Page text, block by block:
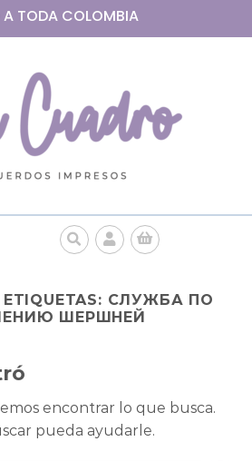
A TODA COLOMBIA
СЛУЖБА ПО
ШЕРШНЕЙ
encontrar lo que busca.
pueda ayudarle.